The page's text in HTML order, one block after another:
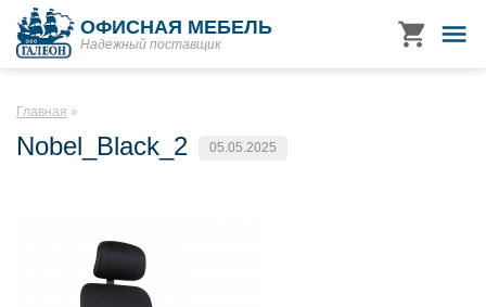
ОФИСНАЯ МЕБЕЛЬ
Надежный поставщик
Главная
Nobel_Black_2 05.05.2025